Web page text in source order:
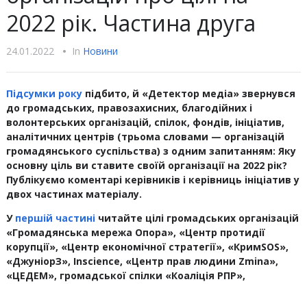
2022 рік. Частина друга
24.01.2022 • In Новини
Підсумки рокупідбито, й «Детектор медіа» звернувся
до громадських, правозахисних, благодійних і
волонтерських організацій, спілок, фондів, ініціатив,
аналітичних центрів (трьома словами — організацій
громадянського суспільства) з одним запитанням: Яку
основну ціль ви ставите своїй організації на 2022 рік?
Публікуємо коментарі керівників і керівниць ініціатив у
двох частинах матеріалу.
У першій частинічитайте цілі громадських організацій
«Громадянська мережа Опора», «Центр протидії
корупції», «Центр економічної стратегії», «КримSOS»,
«ДжуніорЗ», Inscience, «Центр прав людини Zmina»,
«ЦЕДЕМ», громадської спілки «Коаліція РПР»,